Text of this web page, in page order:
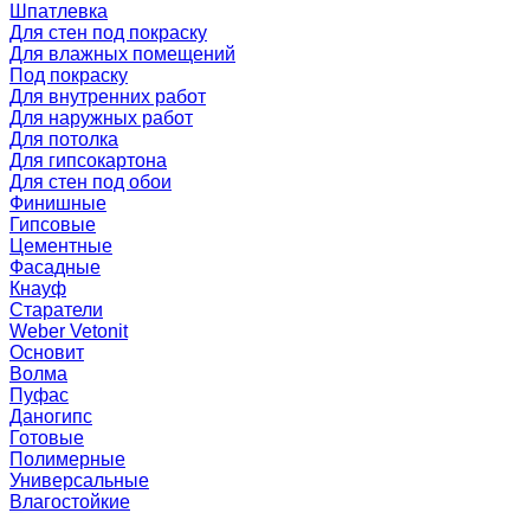
Шпатлевка
Для стен под покраску
Для влажных помещений
Под покраску
Для внутренних работ
Для наружных работ
Для потолка
Для гипсокартона
Для стен под обои
Финишные
Гипсовые
Цементные
Фасадные
Кнауф
Старатели
Weber Vetonit
Основит
Волма
Пуфас
Даногипс
Готовые
Полимерные
Универсальные
Влагостойкие